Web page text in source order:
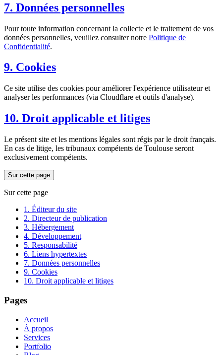
7. Données personnelles
Pour toute information concernant la collecte et le traitement de vos
données personnelles, veuillez consulter notre Politique de
Confidentialité.
9. Cookies
Ce site utilise des cookies pour améliorer l'expérience utilisateur et
analyser les performances (via Cloudflare et outils d'analyse).
10. Droit applicable et litiges
Le présent site et les mentions légales sont régis par le droit français.
En cas de litige, les tribunaux compétents de Toulouse seront
exclusivement compétents.
Sur cette page
Sur cette page
1. Éditeur du site
2. Directeur de publication
3. Hébergement
4. Développement
5. Responsabilité
6. Liens hypertextes
7. Données personnelles
9. Cookies
10. Droit applicable et litiges
Pages
Accueil
À propos
Services
Portfolio